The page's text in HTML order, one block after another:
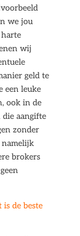
we jou
wij
geld te
een leuke
ook in de
aangifte
zonder
namelijk
brokers
is de beste